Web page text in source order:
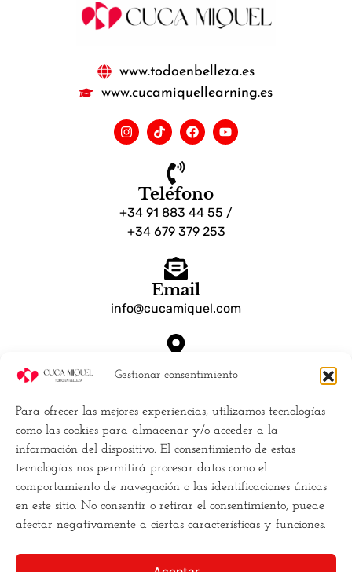
Gestionar consentimiento
Para ofrecer las mejores experiencias, utilizamos tecnologías
como las cookies para almacenar y/o acceder a la
información del dispositivo. El consentimiento de estas
tecnologías nos permitirá procesar datos como el
comportamiento de navegación o las identificaciones únicas
en este sitio. No consentir o retirar el consentimiento, puede
afectar negativamente a ciertas características y funciones.
www.todoenbelleza.es
www.cucamiquellearning.es
Teléfono
+34 91 883 44 55 /
+34 679 379 253
Email
info@cucamiquel.com
Dónde estamos
Calle Luchana, 25 28010 Madrid España
Empresa
Políticas de Cookies (UE)
Política de privacidad
Términos y Condiciones
Conviertete en distribuidor
excelencia